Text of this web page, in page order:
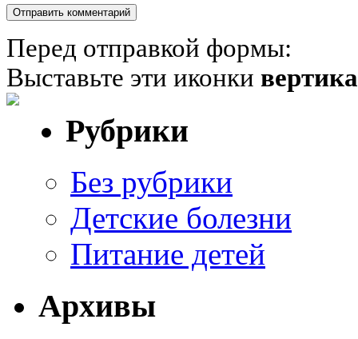
Перед отправкой формы:
Выставьте эти иконки
Рубрики
Без рубрики
Детские болезни
Питание детей
Архивы